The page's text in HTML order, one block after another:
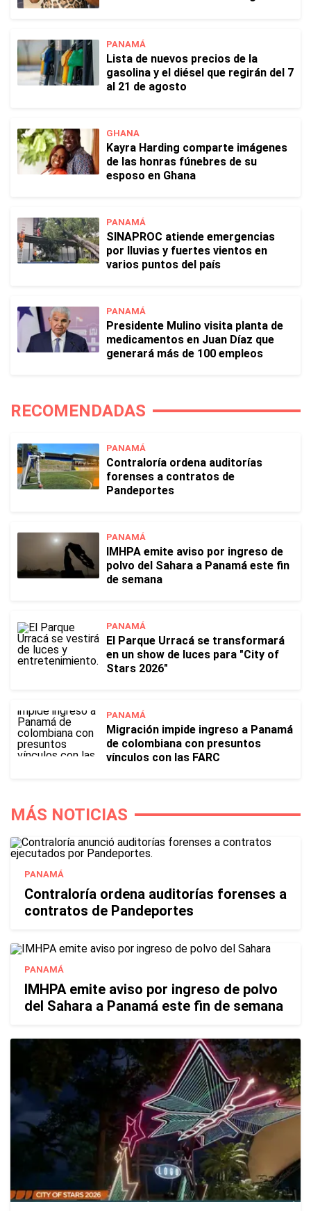
PANAMÁ
Lista de nuevos precios de la
gasolina y el diésel que regirán del 7
al 21 de agosto
GHANA
Kayra Harding comparte imágenes
de las honras fúnebres de su
esposo en Ghana
PANAMÁ
SINAPROC atiende emergencias
por lluvias y fuertes vientos en
varios puntos del país
PANAMÁ
Presidente Mulino visita planta de
medicamentos en Juan Díaz que
generará más de 100 empleos
RECOMENDADAS
PANAMÁ
Contraloría ordena auditorías
forenses a contratos de
Pandeportes
PANAMÁ
IMHPA emite aviso por ingreso de
polvo del Sahara a Panamá este fin
de semana
PANAMÁ
El Parque Urracá se transformará
en un show de luces para "City of
Stars 2026"
PANAMÁ
Migración impide ingreso a Panamá
de colombiana con presuntos
vínculos con las FARC
MÁS NOTICIAS
PANAMÁ
Contraloría ordena auditorías forenses a
contratos de Pandeportes
PANAMÁ
IMHPA emite aviso por ingreso de polvo
del Sahara a Panamá este fin de semana